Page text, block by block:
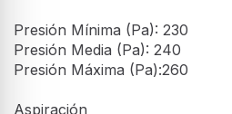
Presión Mínima (Pa): 230
Presión Media (Pa): 240
Presión Máxima (Pa):260
Aspiración